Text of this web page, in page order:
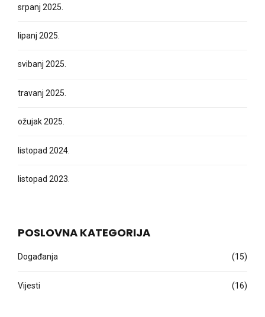
srpanj 2025.
lipanj 2025.
svibanj 2025.
travanj 2025.
ožujak 2025.
listopad 2024.
listopad 2023.
POSLOVNA KATEGORIJA
Događanja (15)
Vijesti (16)